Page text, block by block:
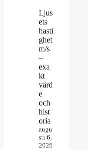
Ljus
ets
hasti
ghet
m/s
–
exa
kt
värd
e
och
hist
oria
augu
sti 6,
2026